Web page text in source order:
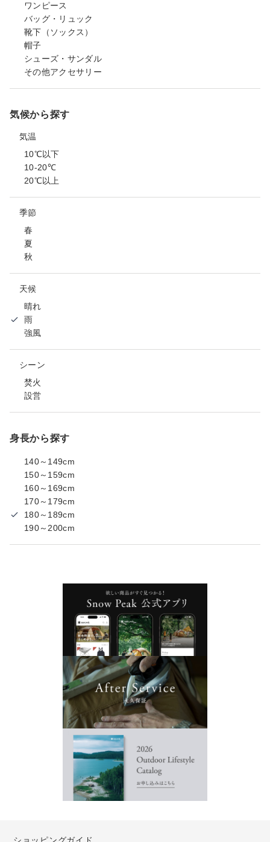
ワンピース
バッグ・リュック
靴下（ソックス）
帽子
シューズ・サンダル
その他アクセサリー
気候から探す
気温
10℃以下
10-20℃
20℃以上
季節
春
夏
秋
天候
晴れ
雨
強風
シーン
焚火
設営
身長から探す
140～149cm
150～159cm
160～169cm
170～179cm
180～189cm
190～200cm